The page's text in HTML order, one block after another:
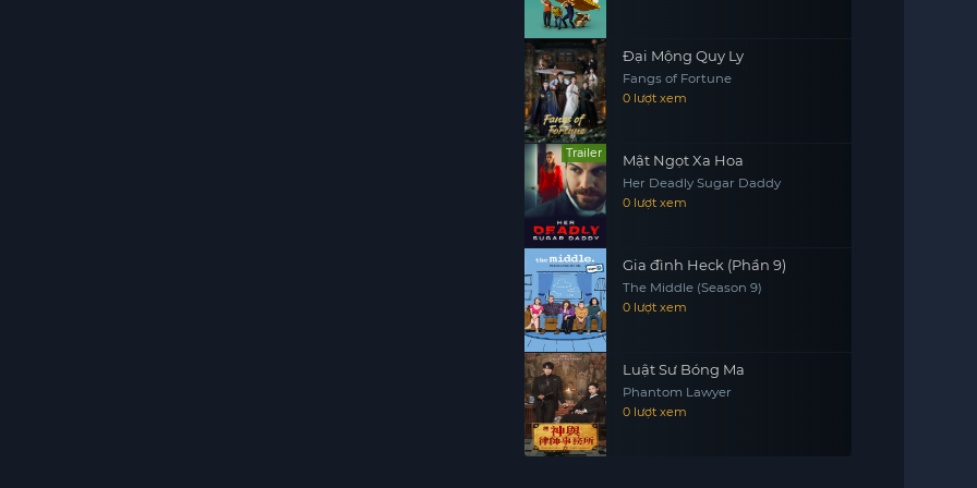
Đại Mộng Quy Ly
Fangs of Fortune
0 lượt xem
Trailer Mật Ngọt Xa Hoa
Her Deadly Sugar Daddy
0 lượt xem
Gia đình Heck (Phần 9)
The Middle (Season 9)
0 lượt xem
Luật Sư Bóng Ma
Phantom Lawyer
0 lượt xem